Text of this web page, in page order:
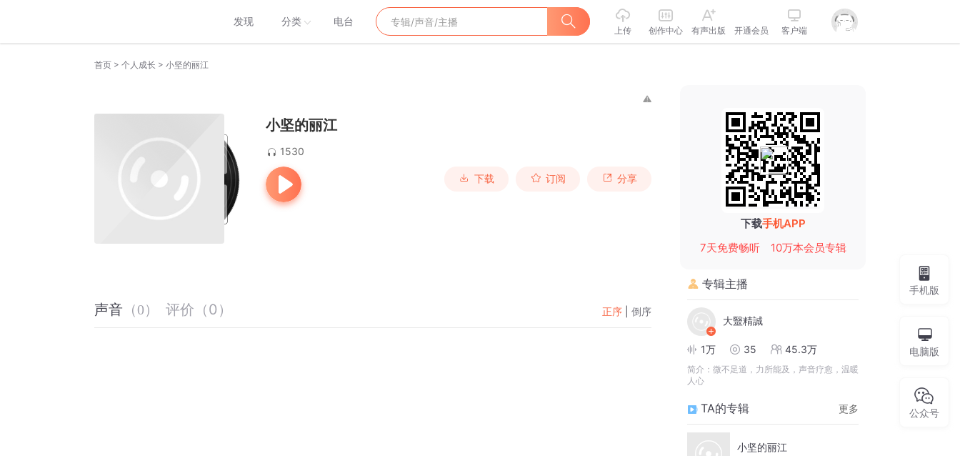
发现 分类 电台
上传 创作中心 有声出版 开通会员 客户端
首页 > 个人成长 > 小坚的丽江
小坚的丽江
1530
下载 订阅 分享
声音 （0） 评价 （0 ） 正序 倒序
下载手机APP
7天免费畅听
10万本会员专辑
专辑主播
大毉精誠
1万 35 45.3万
简介： 微不足道，力所能及，声音疗愈，温暖
人心
TA的专辑 更多
小坚的丽江
手机版
电脑版
公众号